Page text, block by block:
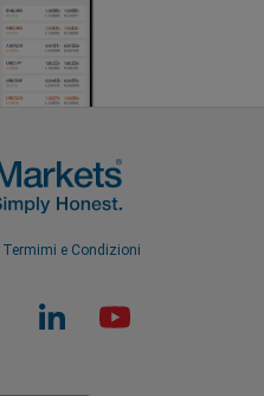
Termimi e Condizioni